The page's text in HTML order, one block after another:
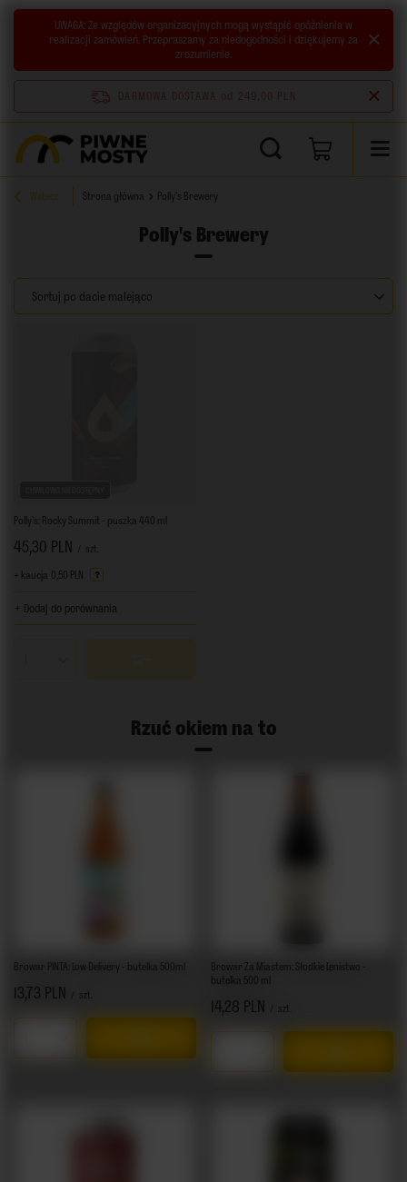
UWAGA: Ze względów organizacyjnych mogą wystąpić opóźnienia w
realizacji zamówień. Przepraszamy za niedogodności i dziękujemy za
zrozumienie.
DARMOWA DOSTAWA od 249,00 PLN
Wstecz Strona główna Polly's Brewery
Polly's Brewery
Zmień sortowanie
Sortuj po dacie malejąco
Polly's: Rocky Summit - puszka 440 ml
45,30 PLN szt.
+ kaucja 0,50 PLN
+ Dodaj do porównania
Rzuć okiem na to
Browar PINTA: Low Delivery - butelka 500ml
13,73 PLN szt.
Browar Za Miastem: Słodkie Lenistwo -
butelka 500 ml
14,28 PLN szt.